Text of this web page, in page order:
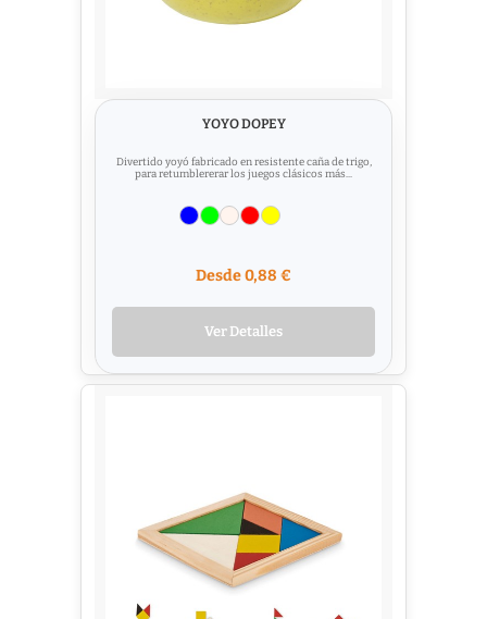
YOYO DOPEY
Divertido yoyó fabricado en resistente caña de trigo,
para retumblererar los juegos clásicos más...
Desde 0,88 €
Ver Detalles